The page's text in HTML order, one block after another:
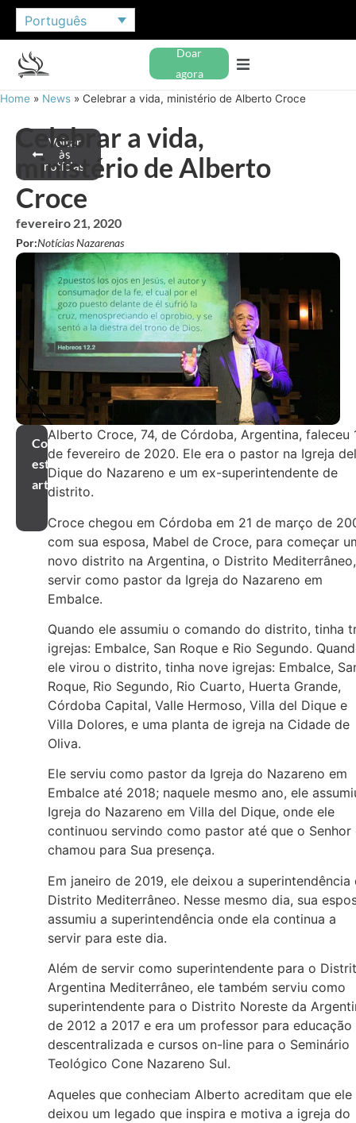
Português
Doar
agora
Home » News » Celebrar a vida, ministério de Alberto Croce
Voltar
às
notícias
Celebrar a vida,
ministério de Alberto
Croce
fevereiro 21, 2020
Por:Notícias Nazarenas
Compartilhar
este
artigo
Alberto Croce, 74, de Córdoba, Argentina, faleceu
de fevereiro de 2020. Ele era o pastor na Igreja del
Dique do Nazareno e um ex-superintendente de
distrito.
Croce chegou em Córdoba em 21 de março de
com sua esposa, Mabel de Croce, para começar
novo distrito na Argentina, o Distrito
servir como pastor da Igreja do Nazareno em
Embalce.
Quando ele assumiu o comando do distrito, tinha
igrejas: Embalce, San Roque e Rio Segundo.
ele virou o distrito, tinha nove igrejas: Embalce,
Roque, Rio Segundo, Rio Cuarto, Huerta Grande,
Córdoba Capital, Valle Hermoso, Villa del Dique e
Villa Dolores, e uma planta de igreja na Cidade de
Oliva.
Ele serviu como pastor da Igreja do Nazareno em
Embalce até 2018; naquele mesmo ano, ele
Igreja do Nazareno em Villa del Dique, onde ele
continuou servindo como pastor até que o Senhor
chamou para Sua presença.
Em janeiro de 2019, ele deixou a superintendência
Distrito Mediterrâneo. Nesse mesmo dia, sua
assumiu a superintendência onde ela continua a
servir para este dia.
Além de servir como superintendente para o
Argentina Mediterrâneo, ele também serviu como
superintendente para o Distrito Noreste da
de 2012 a 2017 e era um professor para educação
descentralizada e cursos on-line para o Seminário
Teológico Cone Nazareno Sul.
Aqueles que conheciam Alberto acreditam que ele
deixou um legado que inspira e motiva a igreja do